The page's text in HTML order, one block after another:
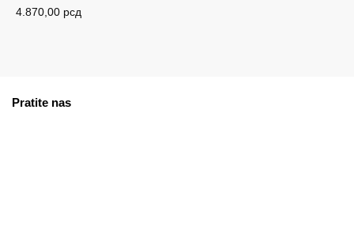
4.870,00 рсд
Pratite nas